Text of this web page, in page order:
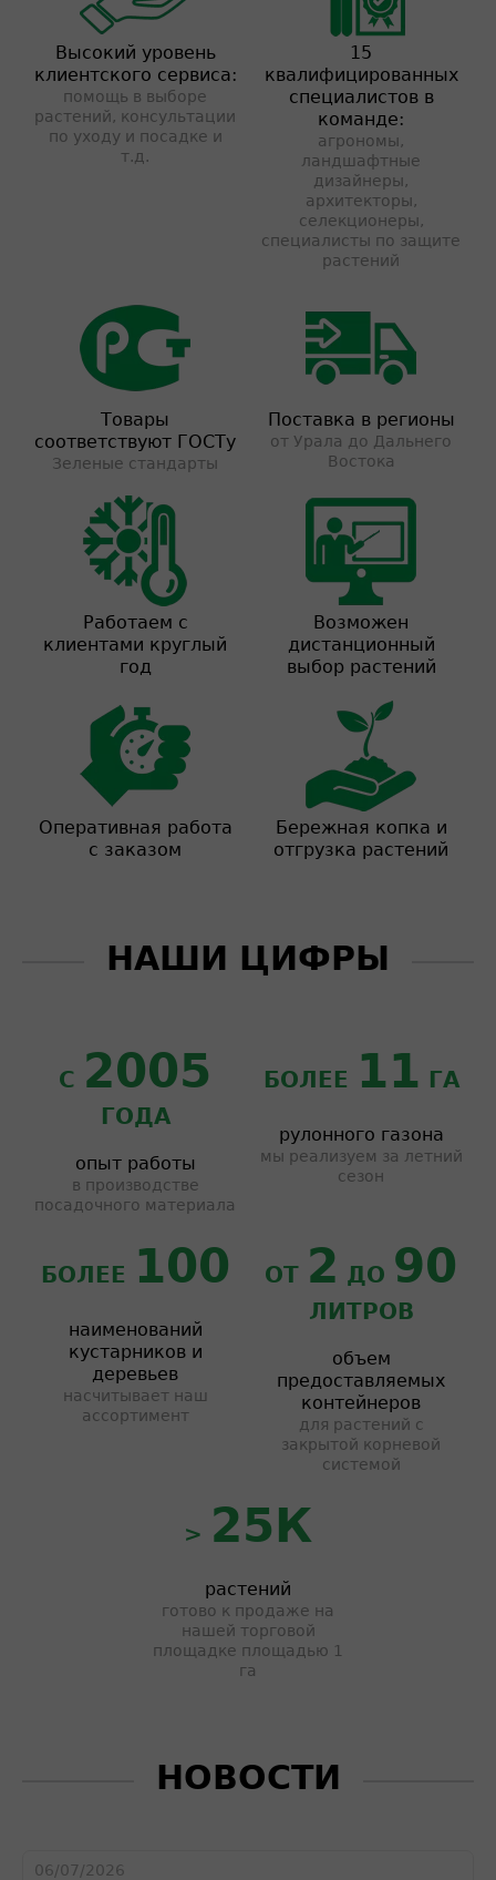
Высокий уровень
клиентского сервиса:
помощь в выборе
растений, консультации
по уходу и посадке и
т.д.
15
квалифицированных
специалистов в
команде:
агрономы,
ландшафтные
дизайнеры,
архитекторы,
селекционеры,
специалисты по защите
растений
Товары
соответствуют ГОСТу
Зеленые стандарты
Поставка в регионы
от Урала до Дальнего
Востока
Работаем с
клиентами круглый
год
Возможен
дистанционный
выбор растений
Оперативная работа
с заказом
Бережная копка и
отгрузка растений
НАШИ ЦИФРЫ
С 2005
ГОДА
опыт работы
в производстве
посадочного материала
БОЛЕЕ 11 ГА
рулонного газона
мы реализуем за летний
сезон
БОЛЕЕ 100
наименований
кустарников и
деревьев
насчитывает наш
ассортимент
ОТ 2 ДО 90
ЛИТРОВ
объем
предоставляемых
контейнеров
для растений с
закрытой корневой
системой
> 25К
растений
готово к продаже на
нашей торговой
площадке площадью 1
га
НОВОСТИ
06/07/2026